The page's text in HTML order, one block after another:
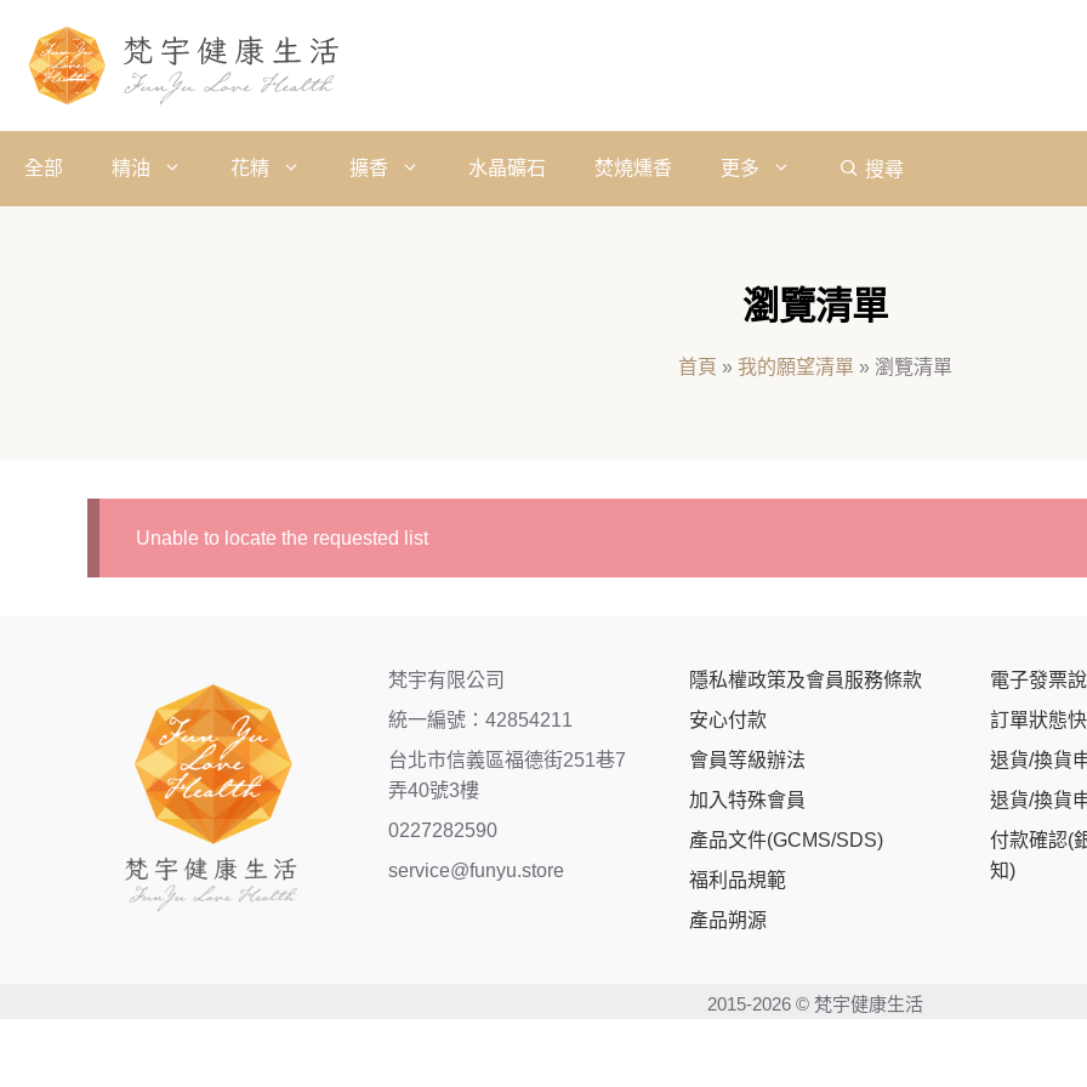
全部 精油 花精 擴香 水晶礦石 焚燒燻香 更多 搜尋
瀏覽清單
首頁 » 我的願望清單 » 瀏覽清單
Unable to locate the requested list
梵宇有限公司
統一編號：42854211
台北市信義區福德街251巷7
弄40號3樓
0227282590
service@funyu.store
隱私權政策及會員服務條款
安心付款
會員等級辦法
加入特殊會員
產品文件(GCMS/SDS)
福利品規範
產品朔源
電子發票
訂單狀態
退貨/換貨
退貨/換貨
付款確認(
知)
2015-2026 © 梵宇健康生活